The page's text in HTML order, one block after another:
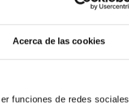
Acerca de las cookies
funciones de redes sociales